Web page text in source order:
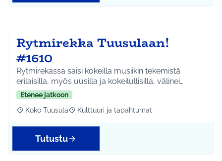
Rytmirekka Tuusulaan!
#1610
Rytmirekassa saisi kokeilla musiikin tekemistä
erilaisilla, myös uusilla ja kokeilullisilla, välinei…
Etenee jatkoon
Rajaa tulokset aihepiirin mukaan: Koko Tuusula
Koko Tuusula Rajaa tulokset teeman mukaan: Kulttuuri ja
Kulttuuri ja tapahtumat
Tutustu